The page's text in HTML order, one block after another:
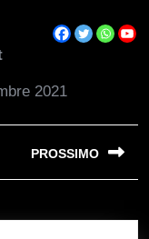
2021
PROSSIMO